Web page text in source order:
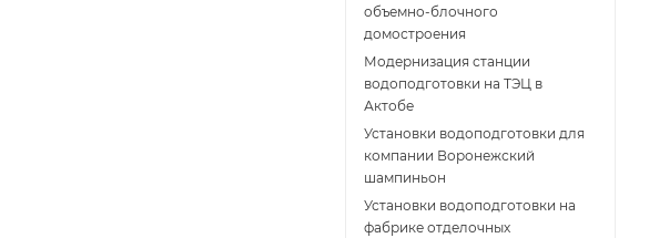
объемно-блочного
домостроения
Модернизация станции
водоподготовки на ТЭЦ в
Актобе
Установки водоподготовки для
компании Воронежский
шампиньон
Установки водоподготовки на
фабрике отделочных